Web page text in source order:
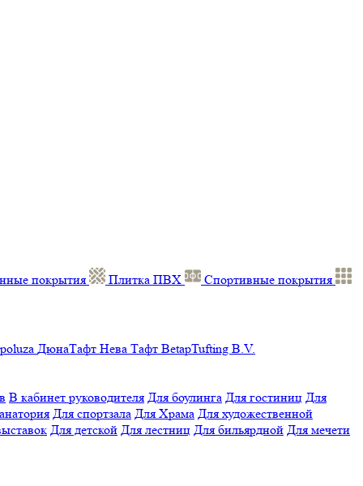
покрытия Плитка ПВХ
Спортивные покрытия
ДюнаТафт Нева Тафт BetapTufting B.V.
В кабинет руководителя Для боулинга Для гостиниц Для
Для спортзала Для Храма Для художественной
Для детской Для лестниц Для бильярдной Для мечети